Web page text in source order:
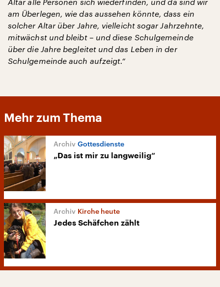
am Überlegen, wie das aussehen könnte, dass ein
solcher Altar über Jahre, vielleicht sogar Jahrzehnte,
mitwächst und bleibt – und diese Schulgemeinde
über die Jahre begleitet und das Leben in der
Schulgemeinde auch aufzeigt.“
Mehr zum Thema
Gottesdienste
„Das ist mir zu langweilig“
Kirche heute
Jedes Schäfchen zählt